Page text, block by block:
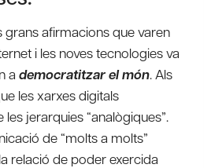
grans afirmacions que varen
i les noves tecnologies va
a democratitzar el món. Als
les xarxes digitals
jerarquies “analògiques”.
de “molts a molts”
relació de poder exercida